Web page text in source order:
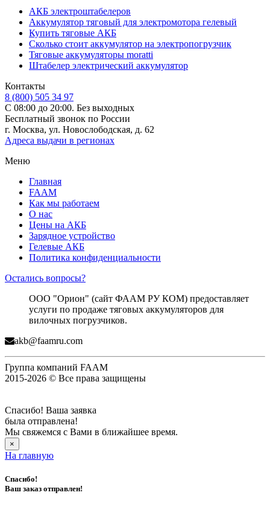
АКБ электроштабелеров
Аккумулятор тяговый для электромотора гелевый
Купить тяговые АКБ
Сколько стоит аккумулятор на электропогрузчик
Тяговые аккумуляторы moratti
Штабелер электрический аккумулятор
Контакты
8 (800) 505 34 97
С 08:00 до 20:00. Без выходных
Бесплатный звонок по России
г. Москва, ул. Новослободская, д. 62
Адреса выдачи в регионах
Меню
Главная
FAAM
Как мы работаем
О нас
Цены на АКБ
Зарядное устройство
Гелевые АКБ
Политика конфиденциальности
Остались вопросы?
ООО "Орион" (сайт ФААМ РУ КОМ) предоставляет
услуги по продаже тяговых аккумуляторов для
вилочных погрузчиков.
akb@faamru.com
Группа компаний FAAM
2015-2026 © Все права защищены
Спасибо! Ваша заявка
была отправлена!
Мы свяжемся с Вами в ближайшее время.
×
На главную
Спасибо!
Ваш заказ отправлен!